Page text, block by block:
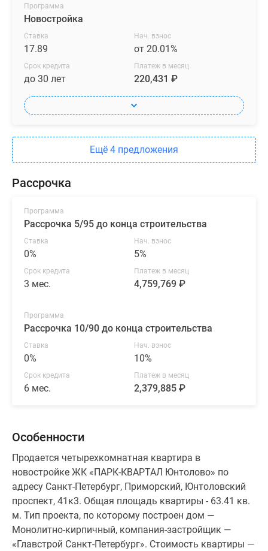
Программа
Новостройка
Ставка
17.89
Нач. взнос
от 20.01%
Срок кредита
до 30 лет
Платеж в месяц
220,431 ₽
Ещё 4 предложения
Рассрочка
Программа
Рассрочка 5/95 до конца строительства
Ставка
0%
Нач. взнос
5%
Срок кредита
3 мес.
Платеж в месяц
4,759,769 ₽
Программа
Рассрочка 10/90 до конца строительства
Ставка
0%
Нач. взнос
10%
Срок кредита
6 мес.
Платеж в месяц
2,379,885 ₽
Особенности
Продается четырехкомнатная квартира в
новостройке ЖК «ПАРК-КВАРТАЛ Юнтолово» по
адресу Санкт-Петербург, Приморский, Юнтоловский
проспект, 41к3. Общая площадь квартиры - 63.41 кв.
м. Тип проекта, по которому построен дом —
Монолитно-кирпичный, компания-застройщик —
«Главстрой Санкт-Петербург». Стоимость квартиры —